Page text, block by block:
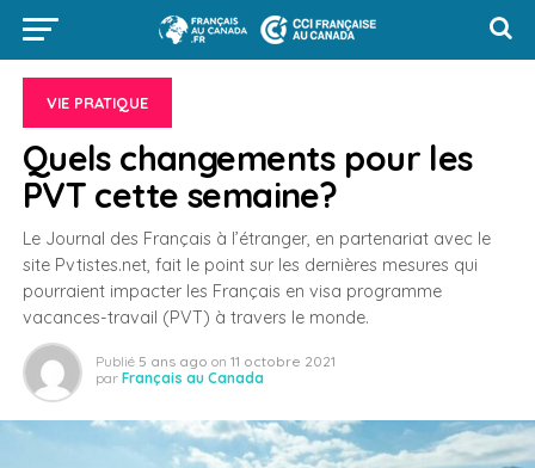
VIE PRATIQUE
Quels changements pour les
PVT cette semaine?
Le Journal des Français à l’étranger, en partenariat avec le
site Pvtistes.net, fait le point sur les dernières mesures qui
pourraient impacter les Français en visa programme
vacances-travail (PVT) à travers le monde.
Publié 5 ans ago on 11 octobre 2021
par Français au Canada